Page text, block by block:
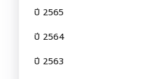
ปี 2565
ปี 2564
ปี 2563